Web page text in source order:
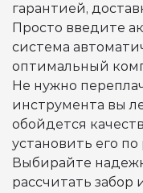
гарантией,
Просто введите
система
оптимальный
Не нужно
инструмента вы
обойдется
установить его
Выбирайте
рассчитать забор